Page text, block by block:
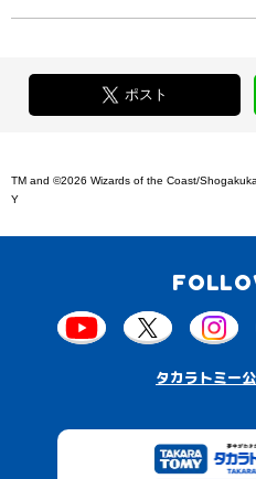
ポスト
TM and ©2026 Wizards of the Coast/
Y
タカラトミー